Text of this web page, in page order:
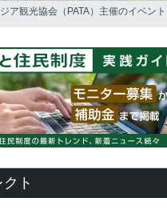
ジア観光協会（PATA）主催のイベント
ト